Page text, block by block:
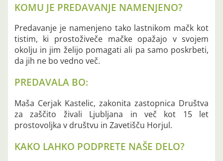
KOMU JE PREDAVANJE NAMENJENO?
Predavanje je namenjeno tako lastnikom mačk kot
tistim, ki prostoživeče mačke opažajo v svojem
okolju in jim želijo pomagati ali pa samo poskrbeti,
da jih ne bo vedno več.
PREDAVALA BO:
Maša Cerjak Kastelic, zakonita zastopnica Društva
za zaščito živali Ljubljana in več kot 15 let
prostovoljka v društvu in Zavetišču Horjul.
KAKO LAHKO PODPRETE NAŠE DELO?